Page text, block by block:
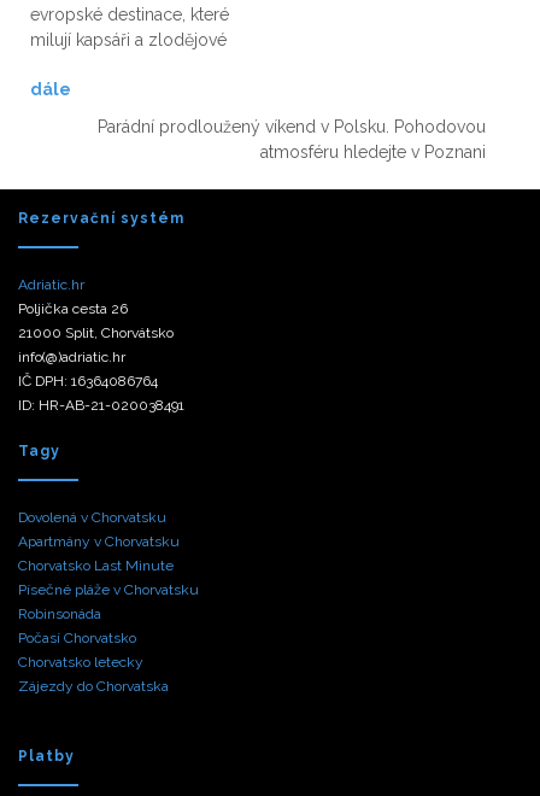
evropské destinace, které
milují kapsáři a zlodějové
dále
Parádní prodloužený víkend v Polsku. Pohodovou
atmosféru hledejte v Poznani
Rezervační systém
Adriatic.hr
Poljička cesta 26
21000 Split, Chorvátsko
info(@)adriatic.hr
IČ DPH: 16364086764
ID: HR-AB-21-020038491
Tagy
Dovolená v Chorvatsku
Apartmány v Chorvatsku
Chorvatsko Last Minute
Písečné pláže v Chorvatsku
Robinsonáda
Počasí Chorvatsko
Chorvatsko letecky
Zájezdy do Chorvatska
Platby